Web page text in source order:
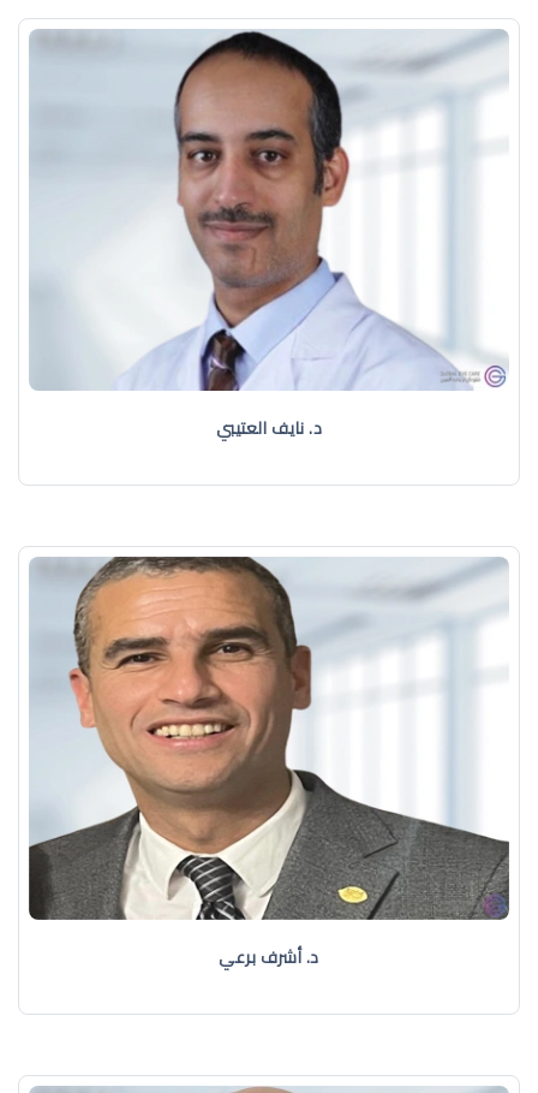
د. نايف العتيبي
د. أشرف برعي